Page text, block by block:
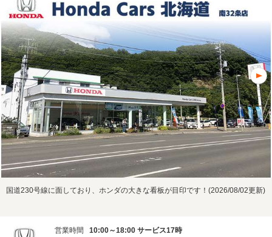
国道230号線に面しており、ホンダの大きな看板が目印です！(2026/08/02更新)
営業時間
10:00～18:00 サービス17時